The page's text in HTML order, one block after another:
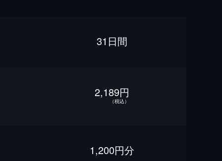
31日間
2,189円
（税込）
1,200円分